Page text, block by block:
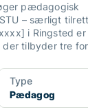
pædagogisk
– særligt
i Ringsted er
tilbyder tre
Type
Pædagog